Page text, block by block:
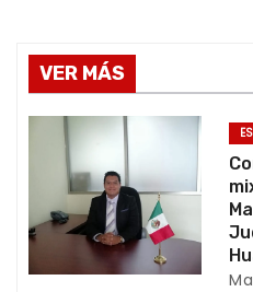
g
a
i
ó
VER MÁS